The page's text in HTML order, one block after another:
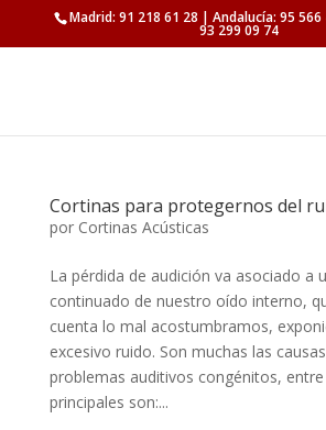
Madrid: 91 218 61 28 | Andalucía: 95
93 299 09 74
Cortinas para protegernos del
por Cortinas Acústicas
La pérdida de audición va asociado a
continuado de nuestro oído interno,
cuenta lo mal acostumbramos,
excesivo ruido. Son muchas las
problemas auditivos congénitos, entre
principales son:...